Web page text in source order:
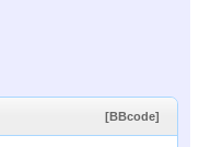
[BBcode]